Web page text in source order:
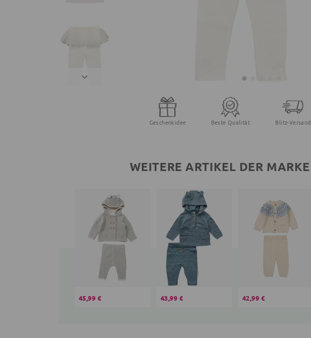
Geschenkidee Beste Qualität Blitz-Versand
WEITERE ARTIKEL DER MARKE
45,99 € 43,99 € 42,99 €